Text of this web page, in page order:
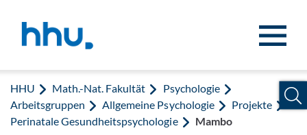
HHU Math.-Nat. Fakultät
Psychologie
Arbeitsgruppen
Allgemeine Psychologie
Projekte
Perinatale Gesundheitspsychologie
Mambo